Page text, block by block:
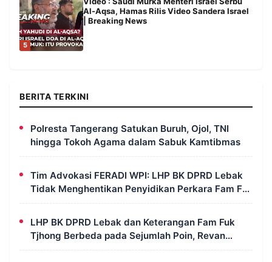
5
Al-Aqsa, Hamas Rilis Video Sandera Israel
| Breaking News
BERITA TERKINI
Polresta Tangerang Satukan Buruh, Ojol, TNI
hingga Tokoh Agama dalam Sabuk Kamtibmas
Tim Advokasi FERADI WPI: LHP BK DPRD Lebak
Tidak Menghentikan Penyidikan Perkara Fam Fuk
Tjhong Alias Pak Uun
LHP BK DPRD Lebak dan Keterangan Fam Fuk
Tjhong Berbeda pada Sejumlah Poin, Revan
FERADI WPI: Proses Pembuktian Masih